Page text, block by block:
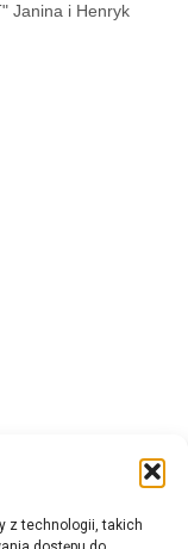
z technologii, takich
Janina i Henryk